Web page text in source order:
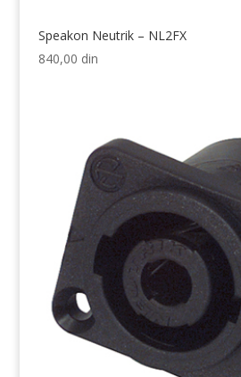
Speakon Neutrik – NL2FX
840,00 din